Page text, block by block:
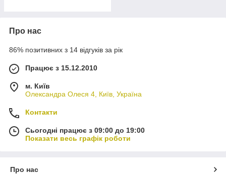
Про нас
86% позитивних з 14 відгуків за рік
Працює з 15.12.2010
м. Київ
Олександра Олеся 4, Київ, Україна
Контакти
Сьогодні працює з 09:00 до 19:00
Показати весь графік роботи
Про нас